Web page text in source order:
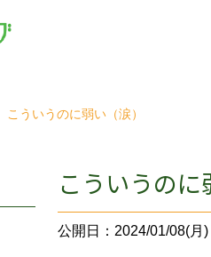
こういうのに弱い（涙）
こういうのに
公開日：2024/01/08(月)